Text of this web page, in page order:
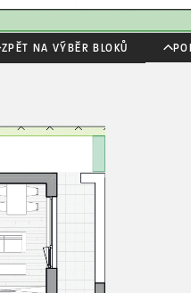
ZPĚT NA VÝBĚR BLOKŮ